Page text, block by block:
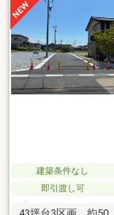
建築条件なし
即引渡し可